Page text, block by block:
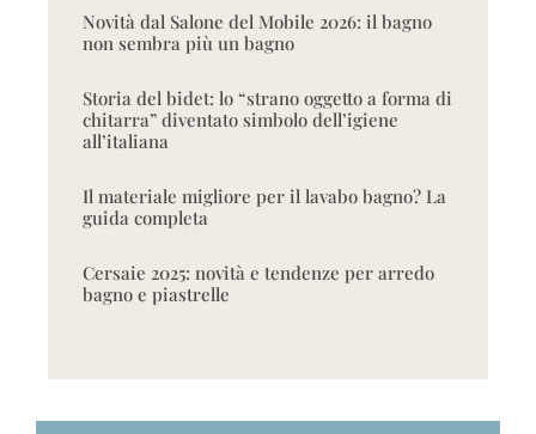
Novità dal Salone del Mobile 2026: il bagno
non sembra più un bagno
Storia del bidet: lo “strano oggetto a forma di
chitarra” diventato simbolo dell’igiene
all’italiana
Il materiale migliore per il lavabo bagno? La
guida completa
Cersaie 2025: novità e tendenze per arredo
bagno e piastrelle